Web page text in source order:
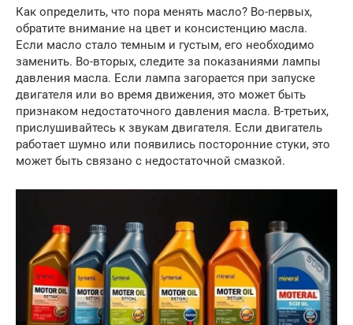
Как определить, что пора менять масло? Во-первых,
обратите внимание на цвет и консистенцию масла.
Если масло стало темным и густым, его необходимо
заменить. Во-вторых, следите за показаниями лампы
давления масла. Если лампа загорается при запуске
двигателя или во время движения, это может быть
признаком недостаточного давления масла. В-третьих,
прислушивайтесь к звукам двигателя. Если двигатель
работает шумно или появились посторонние стуки, это
может быть связано с недостаточной смазкой.